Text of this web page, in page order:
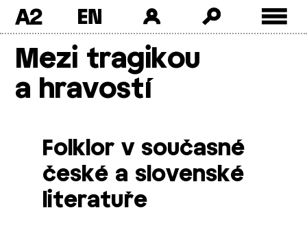
A2
Mezi tragikou
a hravostí
Folklor v současné
české a slovenské
literatuře